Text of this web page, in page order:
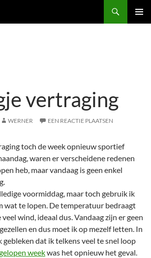
vertraging
WERNER EEN REACTIE PLAATSEN
toch de week opnieuw sportief
waren er verscheidene redenen
heb, maar vandaag is geen enkel
voormiddag, maar toch gebruik ik
wat te lopen. De temperatuur bedraagt
wind, ideaal dus. Vandaag zijn er geen
en dus moet ik op mezelf letten. In
gebleken dat ik telkens veel te snel loop
weekwas het opnieuw het geval.